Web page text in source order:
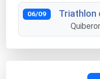
06/09 Triathlon